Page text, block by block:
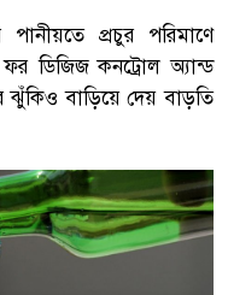
প্রচুর পরিমাণে
ফর ডিজিজ কনট্রোল অ্যান্ড
ঝুঁকিও বাড়িয়ে দেয় বাড়তি